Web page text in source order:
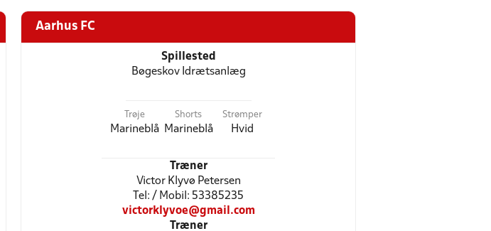
Aarhus FC
Spillested
Bøgeskov Idrætsanlæg
Trøje
Marineblå
Shorts
Marineblå
Strømper
Hvid
Træner
Victor Klyvø Petersen
Tel: / Mobil: 53385235
victorklyvoe@gmail.com
Træner